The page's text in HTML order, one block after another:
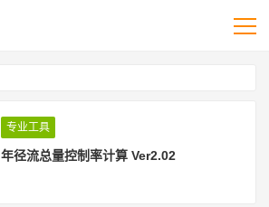
专业工具
年径流总量控制率计算 Ver2.02